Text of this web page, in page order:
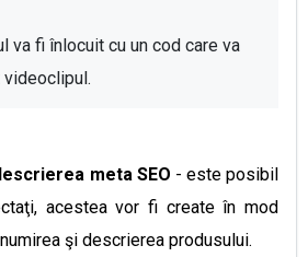
va fi înlocuit cu un cod care va
meta SEO - este posibil
acestea vor fi create în mod
şi descrierea produsului.